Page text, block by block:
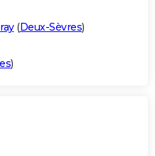
(Deux-Sèvres)
)